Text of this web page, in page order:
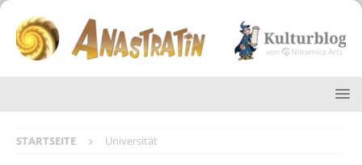
STARTSEITE Universität